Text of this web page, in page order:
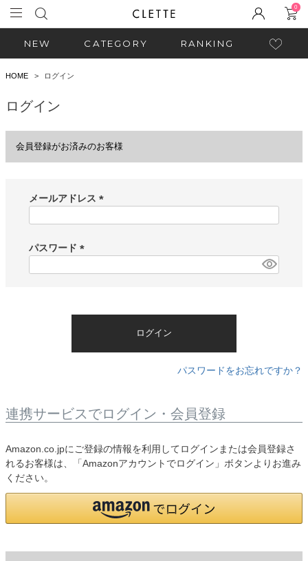
0
NEW CATEGORY RANKING
HOME ログイン
ログイン
会員登録がお済みのお客様
メールアドレス
)
パスワード
ログイン
パスワードをお忘れですか？
連携サービスでログイン・会員登録
Amazon.co.jpにご登録の情報を利用してログインまたは会員登録さ
れるお客様は、「Amazonアカウントでログイン」ボタンよりお進み
ください。